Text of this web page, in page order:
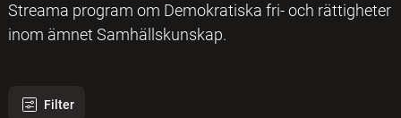
Streama program om Demokratiska fri- och rättigheter
inom ämnet Samhällskunskap.
Filter